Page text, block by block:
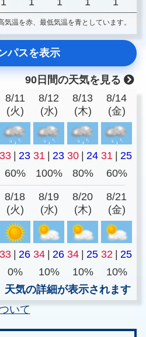
温を赤、最低気温を青としています。
パスを表示
90日間の天気を見る
8/11
(火)
8/12
(水)
8/13
(木)
8/14
(金)
33 | 23 31 | 23 30 | 24 31 | 25
60% 100% 80% 60%
8/18
(火)
8/19
(水)
8/20
(木)
8/21
(金)
33 26 34 26 34 25 32
25
0% 10% 10%
10%
天気の詳細が表示されます
いて